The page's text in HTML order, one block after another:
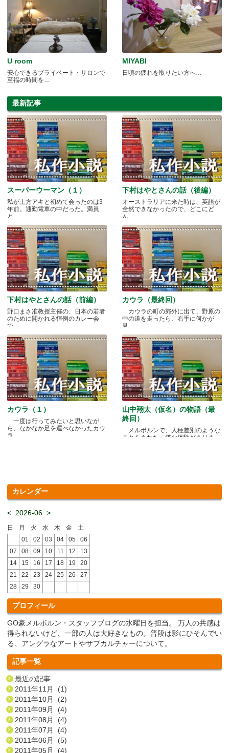
U room
安心できるプライベート・サロンで
至福の時間を…
MIYABI
日頃の疲れを取りたい方へ…
最新記事
スーパーウーマン（１）
私が土方アキと初めて会ったのは3
年前。通勤電車の中だった。満員
と.....
下村はやとさんの話（後編）
オーストラリアに来た時は、英語が
全然できなかったので、どこにど
ん.....
下村はやとさんの話（前編）
野口まさ准教授主催の、日本の若者
のために開かれる恒例のカレー会
で.....
カウラ（最終回）
カウラの町の郊外に出て、野原の
中の道を走ったら、右手に何かが
見.....
カウラ（１）
一度は行ってみたいと思いなが
ら、なかなか足を運べなかったカウ
ラ.....
山中翔太（仮名）の物語（最
終回）
メルボルンで、人種差別のような
ことをされた、嫌な体験がありま
カレンダー
< 2026-06 >
日 月 火 水 木 金
土
01
02 03 04 05
06
07
08 09 10 11 12
13
14
15 16 17 18 19
20
21
22 23 24 25 26
27
28
29 30
プロフィール
GO豪メルボルン・スタッフブログの水曜日を担当。 万人の共感は
得られないけど、一部の人は大好きなもの。普段は影にひそんでい
る、アングラなアートやサブカルチャーについて。
記事一覧
最近の記事
2011年11月 (1)
2011年10月 (2)
2011年09月 (4)
2011年08月 (4)
2011年07月 (4)
2011年06月 (5)
2011年05月 (4)